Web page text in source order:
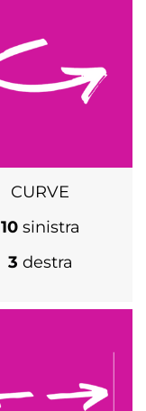
CURVE
10 sinistra
3 destra